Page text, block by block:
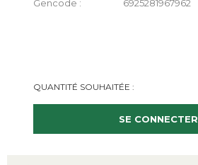
Gencode :
6925281967962
QUANTITÉ SOUHAITÉE :
SE CONNECTER